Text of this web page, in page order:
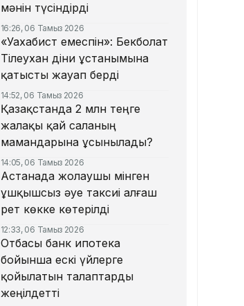
мәнін түсіндірді
16:26, 06 Тамыз 2026
«Уахабист емеспін»: Бекболат
Тілеухан діни ұстанымына
қатысты жауап берді
14:52, 06 Тамыз 2026
Қазақстанда 2 млн теңге
жалақы қай саланың
мамандарына ұсынылады?
14:05, 06 Тамыз 2026
Астанада жолаушы мінген
ұшқышсыз әуе таксиі алғаш
рет көкке көтерілді
12:33, 06 Тамыз 2026
Отбасы банк ипотека
бойынша ескі үйлерге
қойылатын талаптарды
жеңілдетті